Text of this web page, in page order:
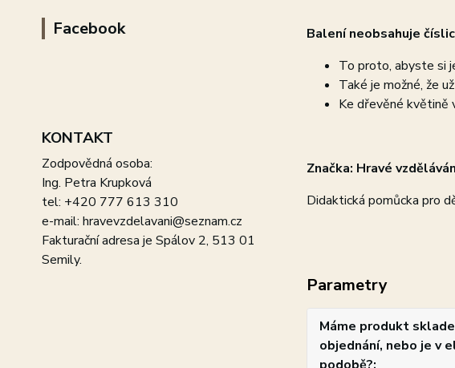
Facebook
KONTAKT
Zodpovědná osoba:
Ing. Petra Krupková
tel: +420 777 613 310
e-mail: hravevzdelavani@seznam.cz
Fakturační adresa je Spálov 2, 513 01
Semily.
Balení neobsahuje
To proto, abyste si
Také je možné, že
Ke dřevěné květině
Značka: Hravé
Didaktická pomůcka pro
Parametry
Máme produkt
objednání, nebo je v